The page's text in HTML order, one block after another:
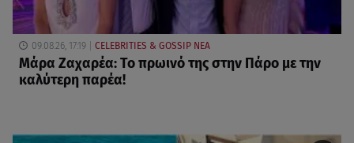
09.08.26, 17:19 CELEBRITIES & GOSSIP ΝΕΑ
Μάρα Ζαχαρέα: Το πρωινό της στην Πάρο με την
καλύτερη παρέα!